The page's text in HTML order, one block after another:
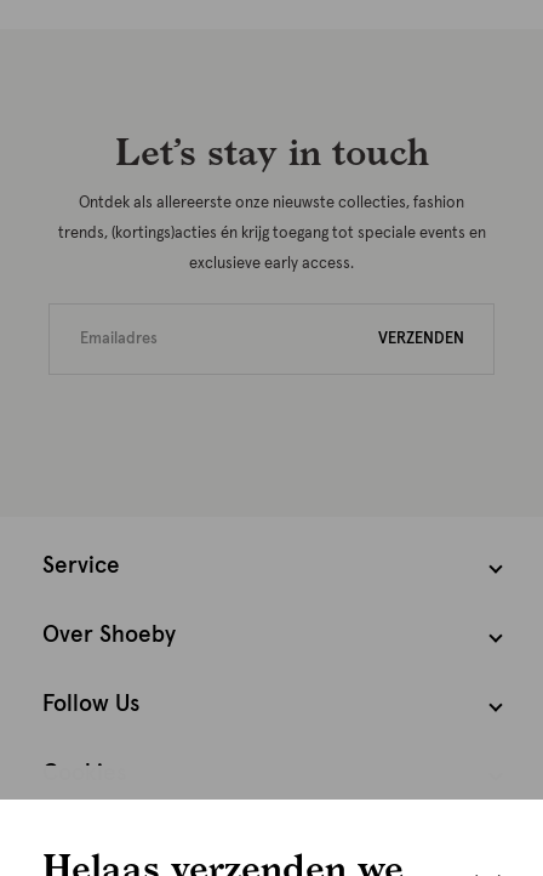
Let’s stay in touch
Ontdek als allereerste onze nieuwste collecties, fashion
trends, (kortings)acties én krijg toegang tot speciale events en
exclusieve early access.
VERZENDEN
Service
Over Shoeby
Follow Us
Helaas verzenden we